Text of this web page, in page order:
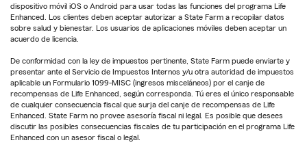
dispositivo móvil iOS o Android para usar todas las funciones del programa Life
Enhanced. Los clientes deben aceptar autorizar a State Farm a recopilar datos
sobre salud y bienestar. Los usuarios de aplicaciones móviles deben aceptar un
acuerdo de licencia.
De conformidad con la ley de impuestos pertinente, State Farm puede enviarte y
presentar ante el Servicio de Impuestos Internos y/u otra autoridad de impuestos
aplicable un Formulario 1099-MISC (ingresos misceláneos) por el canje de
recompensas de Life Enhanced, según corresponda. Tú eres el único responsable
de cualquier consecuencia fiscal que surja del canje de recompensas de Life
Enhanced. State Farm no provee asesoría fiscal ni legal. Es posible que desees
discutir las posibles consecuencias fiscales de tu participación en el programa Life
Enhanced con un asesor fiscal o legal.